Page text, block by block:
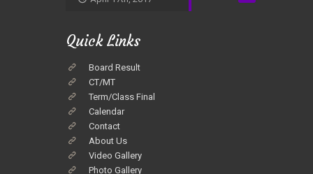
Quick Links
Board Result
CT/MT
Term/Class Final
Calendar
Contact
About Us
Video Gallery
Photo Gallery